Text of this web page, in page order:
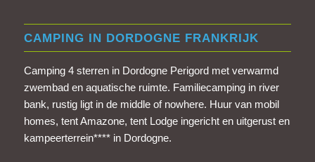
CAMPING IN DORDOGNE FRANKRIJK
Camping 4 sterren in Dordogne Perigord met verwarmd
zwembad en aquatische ruimte. Familiecamping in river
bank, rustig ligt in de middle of nowhere. Huur van mobil
homes, tent Amazone, tent Lodge ingericht en uitgerust en
kampeerterrein**** in Dordogne.